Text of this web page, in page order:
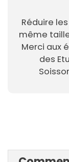
Réduire
même
Merci aux
des